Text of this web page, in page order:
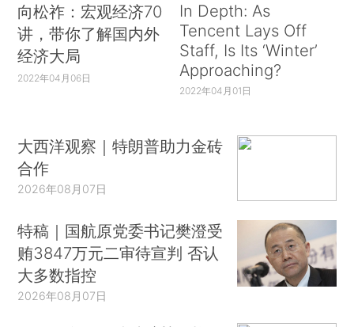
向松祚：宏观经济70
讲，带你了解国内外
经济大局
2022年04月06日
In Depth: As
Tencent Lays Off
Staff, Is Its ‘Winter’
Approaching?
2022年04月01日
大西洋观察｜特朗普助力金砖
合作
2026年08月07日
特稿｜国航原党委书记樊澄受
贿3847万元二审待宣判 否认
大多数指控
2026年08月07日